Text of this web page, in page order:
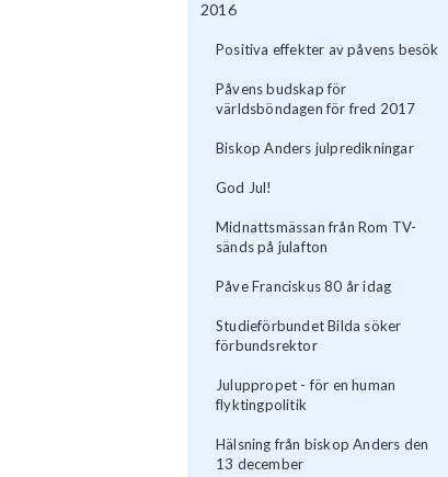
2016
Positiva effekter av påvens besök
Påvens budskap för
världsböndagen för fred 2017
Biskop Anders julpredikningar
God Jul!
Midnattsmässan från Rom TV-
sänds på julafton
Påve Franciskus 80 år idag
Studieförbundet Bilda söker
förbundsrektor
Juluppropet - för en human
flyktingpolitik
Hälsning från biskop Anders den
13 december